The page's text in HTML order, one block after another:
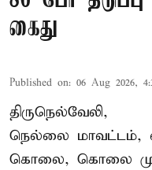
கைது
Published on: 06 Aug 2026,
திருநெல்வேலி,
நெல்லை மாவட்டம்,
கொலை, கொலை